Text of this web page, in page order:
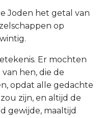
Joden het getal van
op
Er mochten
hen, die de
opdat alle gedachte
zijn, en altijd de
gewijde, maaltijd